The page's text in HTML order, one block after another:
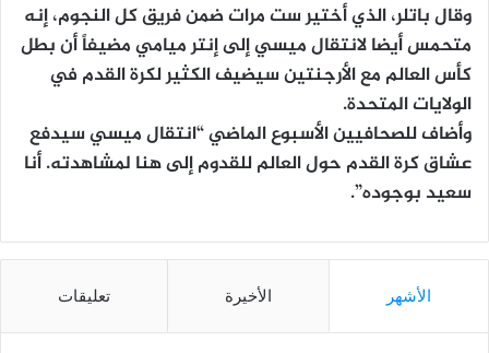
وقال باتلر، الذي أختير ست مرات ضمن فريق كل النجوم، إنه
متحمس أيضا لانتقال ميسي إلى إنتر ميامي مضيفاً أن بطل
كأس العالم مع الأرجنتين سيضيف الكثير لكرة القدم في
الولايات المتحدة.
وأضاف للصحافيين الأسبوع الماضي “انتقال ميسي سيدفع
عشاق كرة القدم حول العالم للقدوم إلى هنا لمشاهدته. أنا
سعيد بوجوده”.
الأشهر الأخيرة تعليقات